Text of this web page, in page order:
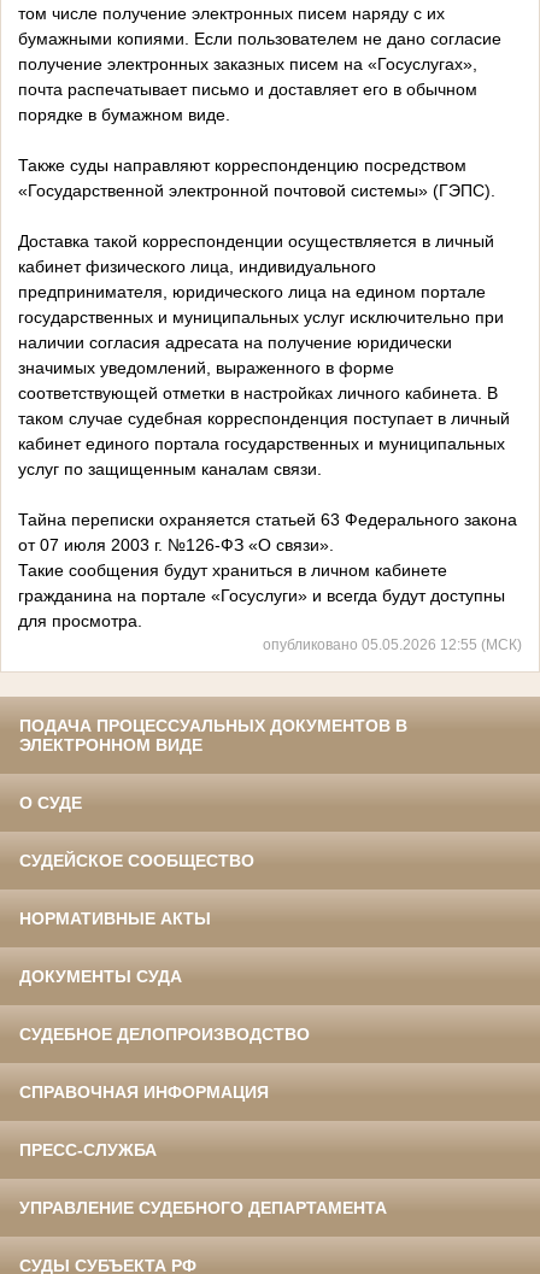
том числе получение электронных писем наряду с их
бумажными копиями. Если пользователем не дано согласие
получение электронных заказных писем на «Госуслугах»,
почта распечатывает письмо и доставляет его в обычном
порядке в бумажном виде.
Также суды направляют корреспонденцию посредством
«Государственной электронной почтовой системы» (ГЭПС).
Доставка такой корреспонденции осуществляется в личный
кабинет физического лица, индивидуального
предпринимателя, юридического лица на едином портале
государственных и муниципальных услуг исключительно при
наличии согласия адресата на получение юридически
значимых уведомлений, выраженного в форме
соответствующей отметки в настройках личного кабинета. В
таком случае судебная корреспонденция поступает в личный
кабинет единого портала государственных и муниципальных
услуг по защищенным каналам связи.
Тайна переписки охраняется статьей 63 Федерального закона
от 07 июля 2003 г. №126-ФЗ «О связи».
Такие сообщения будут храниться в личном кабинете
гражданина на портале «Госуслуги» и всегда будут доступны
для просмотра.
опубликовано 05.05.2026 12:55 (МСК)
ПОДАЧА ПРОЦЕССУАЛЬНЫХ ДОКУМЕНТОВ В
ЭЛЕКТРОННОМ ВИДЕ
О СУДЕ
СУДЕЙСКОЕ СООБЩЕСТВО
НОРМАТИВНЫЕ АКТЫ
ДОКУМЕНТЫ СУДА
СУДЕБНОЕ ДЕЛОПРОИЗВОДСТВО
СПРАВОЧНАЯ ИНФОРМАЦИЯ
ПРЕСС-СЛУЖБА
УПРАВЛЕНИЕ СУДЕБНОГО ДЕПАРТАМЕНТА
СУДЫ СУБЪЕКТА РФ